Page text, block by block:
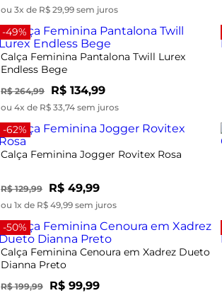
ou 3x de R$ 29,99 sem juros
-49%
Calça Feminina Pantalona Twill Lurex
Endless Bege
R$ 264,99 R$ 134,99
ou 4x de R$ 33,74 sem juros
-62%
Calça Feminina Jogger Rovitex Rosa
R$ 129,99 R$ 49,99
ou 1x de R$ 49,99 sem juros
-50%
Calça Feminina Cenoura em Xadrez Dueto
Dianna Preto
R$ 199,99 R$ 99,99